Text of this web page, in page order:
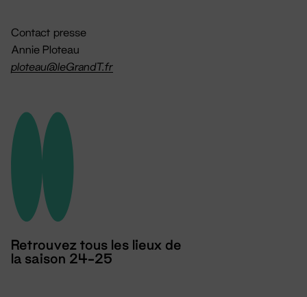
Contact presse
Annie Ploteau
ploteau@leGrandT.fr
Retrouvez tous les lieux de
la saison 24-25